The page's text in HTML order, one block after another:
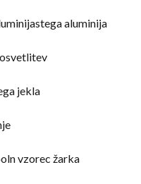
aluminija
jekla
vzorec žarka